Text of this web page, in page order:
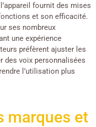
fournit des mises
et son efficacité.
ses nombreux
une expérience
préfèrent ajuster les
des voix personnalisées
l’utilisation plus
marques et